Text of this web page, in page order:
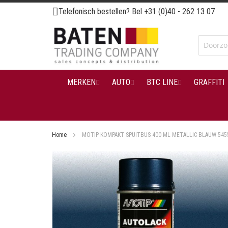
Ga
naar
de
inhoud
Telefonisch bestellen? Bel +31 (0)40 - 262 13 07
MERKEN AUTO BTC LINE GRAFFITI
Home MOTIP KOMPAKT SPUITBUS 400 ML METALLIC BLAUW
Ga
naar
het
einde
van
de